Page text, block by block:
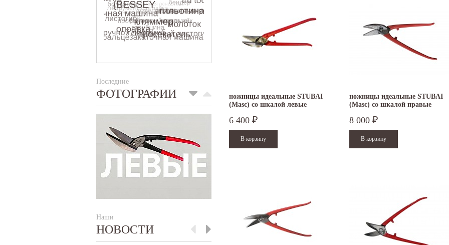
Последние
ФОТОГРАФИИ
Наши
НОВОСТИ
ножницы идеальные STUBAI
(Masc) со шкалой левые
6 400 ₽
ножницы идеальные STUBAI
(Masc) со шкалой правые
8 000 ₽